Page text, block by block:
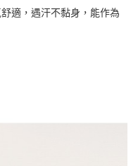
適，遇汗不黏身，能作為